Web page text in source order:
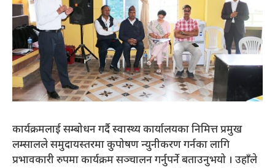
कार्यक्रमलाई सम्बोधन गर्दै स्वास्थ्य कार्यालयका निमित्त प्रमुख
लम्सालले समुदायस्तरमा कुपोषण न्युनीकरण गर्नका लागि
प्रभावकारी रुपमा कार्यक्रम सञ्चालन गर्नुपर्ने बताउनुभयो । उहाँले